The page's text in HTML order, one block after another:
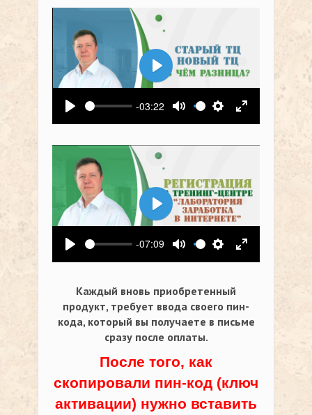
Воспроизвести
-03:22
Выключить звук
Настройки
На весь
Воспроизвести
Воспроизвести
-07:09
Выключить звук
Настройки
На весь
Воспроизвести
Каждый вновь приобретенный
продукт, требует ввода своего пин-
кода, который вы получаете в письме
сразу после оплаты.
После того, как
скопировали пин-код (ключ
активации) нужно вставить